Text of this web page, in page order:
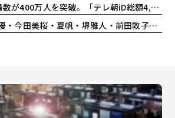
万人を突破。「テレ朝iD総額4,000万円大還元祭」を開催
・堺雅人・前田敦子・松本若菜の魅力を深掘り！2026年夏見逃せない「俳優特集」配信開始